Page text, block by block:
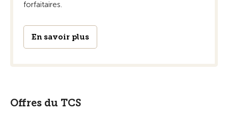
forfaitaires.
En savoir plus
Offres du TCS